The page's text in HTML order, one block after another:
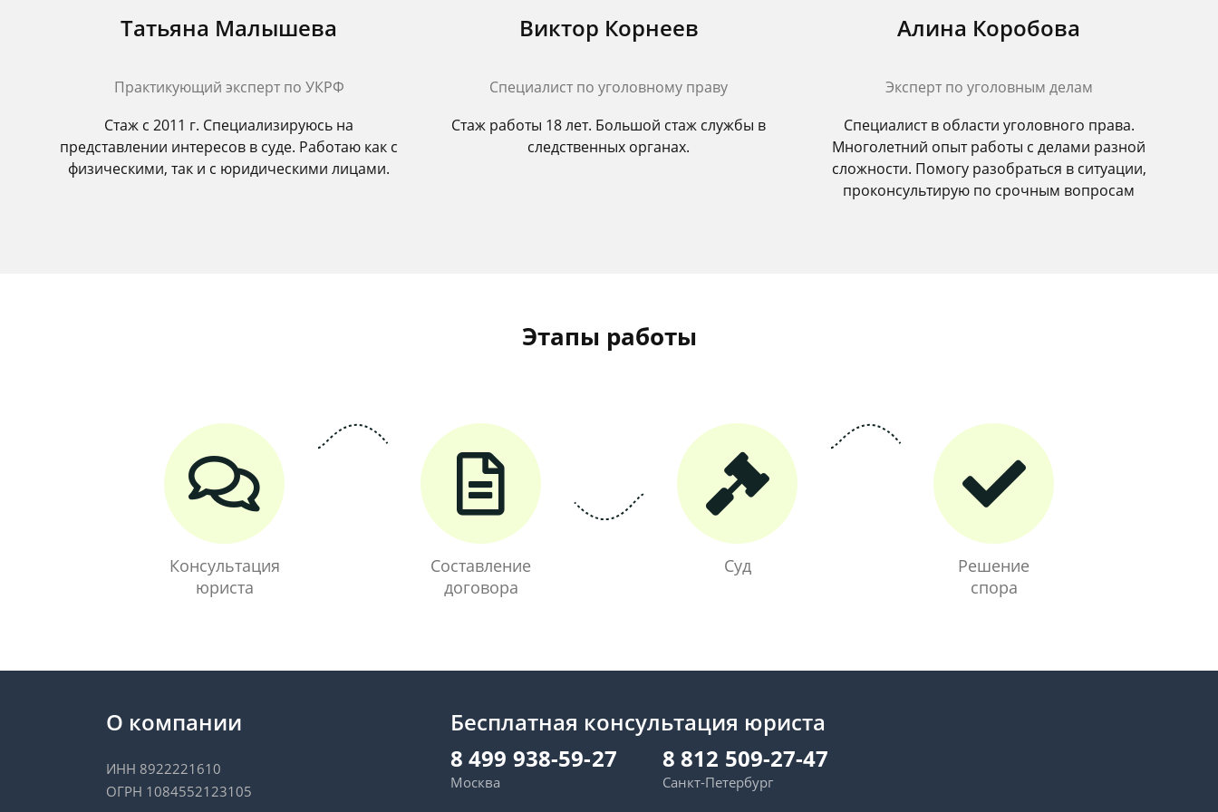
Татьяна Малышева
Практикующий эксперт по УКРФ
Стаж с 2011 г. Специализируюсь на
представлении интересов в суде. Работаю как с
физическими, так и с юридическими лицами.
Виктор Корнеев
Cпециалист по уголовному праву
Стаж работы 18 лет. Большой стаж службы в
следственных органах.
Алина Коробова
Эксперт по уголовным делам
Специалист в области уголовного права.
Многолетний опыт работы с делами разной
сложности. Помогу разобраться в ситуации,
проконсультирую по срочным вопросам
Этапы работы
Консультация
юриста
Составление
договора
Суд
Решение
спора
О компании
ИНН 8922221610
ОГРН 1084552123105
Бесплатная консультация юриста
8 499 938-59-27
Москва
8 812 509-27-47
Санкт-Петербург